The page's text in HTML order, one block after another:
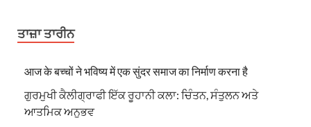
ਤਾਜ਼ਾ ਤਾਰੀਨ
आज के बच्चों ने भविष्य में एक सुंदर समाज का निर्माण करना है
ਗੁਰਮੁਖੀ ਕੈਲੀਗ੍ਰਾਫੀ ਇੱਕ ਰੂਹਾਨੀ ਕਲਾ: ਚਿੰਤਨ, ਸੰਤੁਲਨ ਅਤੇ
ਆਤਮਿਕ ਅਨੁਭਵ